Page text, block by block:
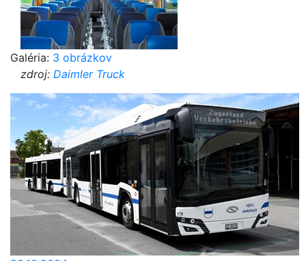
Galéria: 3 obrázkov
zdroj: Daimler Truck